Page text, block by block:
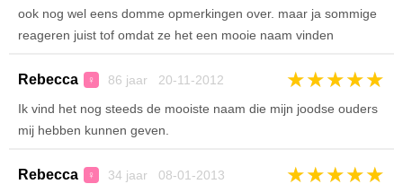
ook nog wel eens domme opmerkingen over. maar ja sommige
reageren juist tof omdat ze het een mooie naam vinden
Rebecca ♀ 86 jaar 20-11-2012 ★★★★★
Ik vind het nog steeds de mooiste naam die mijn joodse ouders
mij hebben kunnen geven.
Rebecca ♀ 34 jaar 08-01-2013 ★★★★★